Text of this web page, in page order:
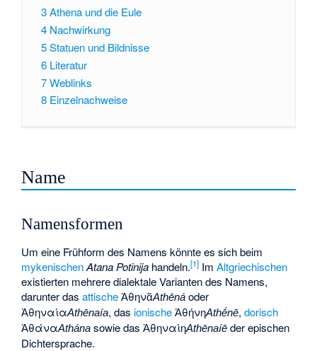
3Athena und die Eule
4 Nachwirkung
5Statuen und Bildnisse
6 Literatur
7Weblinks
8 Einzelnachweise
Name
Namensformen
Um eine Frühform des Namens könnte es sich beim
mykenischen Atana Potinija handeln.[1] ImAltgriechischen
existierten mehrere dialektale Varianten des Namens,
darunter dasattische ἈθηνᾶAthēná oder
ἈθηναίαAthēnaía, das ionische ἈθήνηAthḗnē,dorisch
ἈθάναAthána sowie dasἈθηναίηAthēnaíē der epischen
Dichtersprache.